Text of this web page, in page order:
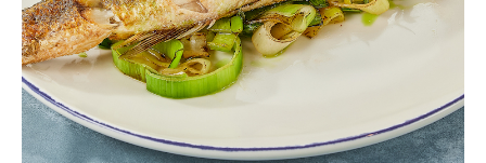
© 2019 Ресторан Морская 10
Пользовательское соглашение
Политика конфиденциальности
Согласие пользователя на обработку персональных данных
Реквизиты